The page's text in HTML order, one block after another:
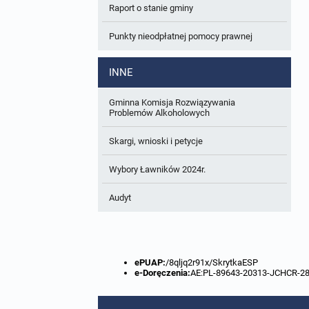
W trakcie opracowania
Zbiory danych przestrzennych
Analizy zmian w zagospodarowaniu
Raport o stanie gminy
Punkty nieodpłatnej pomocy prawnej
INNE
Gminna Komisja Rozwiązywania
Problemów Alkoholowych
Skargi, wnioski i petycje
Wybory Ławników 2024r.
Audyt
ePUAP:/8qljq2r91x/SkrytkaESP
e-Doręczenia:AE:PL-89643-20313-JCHCR-28